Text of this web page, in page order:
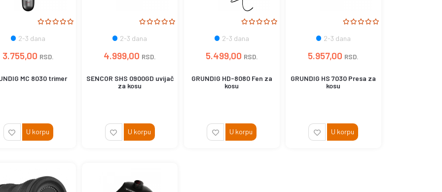
2-3 dana
3.755,00 RSD.
MC 8030 trimer
U korpu
2-3 dana
4.999,00 RSD.
SENCOR SHS 0900GD uvijač
za kosu
U korpu
2-3 dana
5.499,00 RSD.
GRUNDIG HD-8080 Fen za
kosu
U korpu
2-3 dana
5.957,00 RSD.
GRUNDIG HS 7030 Presa za
kosu
U korpu